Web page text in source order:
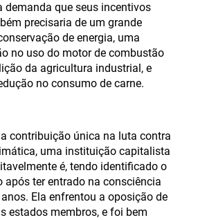
demanda que seus incentivos
precisaria de um grande
de energia, uma
no uso do motor de combustão
da agricultura industrial, e
no consumo de carne.
contribuição única na luta contra
uma instituição capitalista
é, tendo identificado o
após ter entrado na consciência
Ela enfrentou a oposição de
estados membros, e foi bem